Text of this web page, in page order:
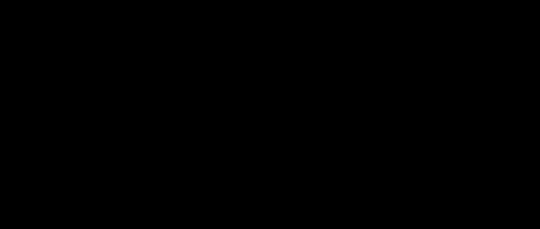
и понятно. Выбрала фото, оформила заказ, оплатила.
одно удовольствие, все детали подходят идеально.